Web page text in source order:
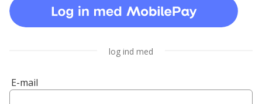
log ind med
E-mail